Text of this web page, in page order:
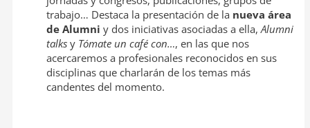
trabajo… Destaca la presentación de la nueva área
de Alumni y dos iniciativas asociadas a ella,Alumni
talksy Tómate un café con…, en las que nos
acercaremos a profesionales reconocidos en sus
disciplinas que charlarán de los temas más
candentes del momento.